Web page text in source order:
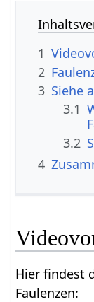
1
2
3 Siehe
3.1
3.2
4
Hier findest
Faulenzen‏‎: